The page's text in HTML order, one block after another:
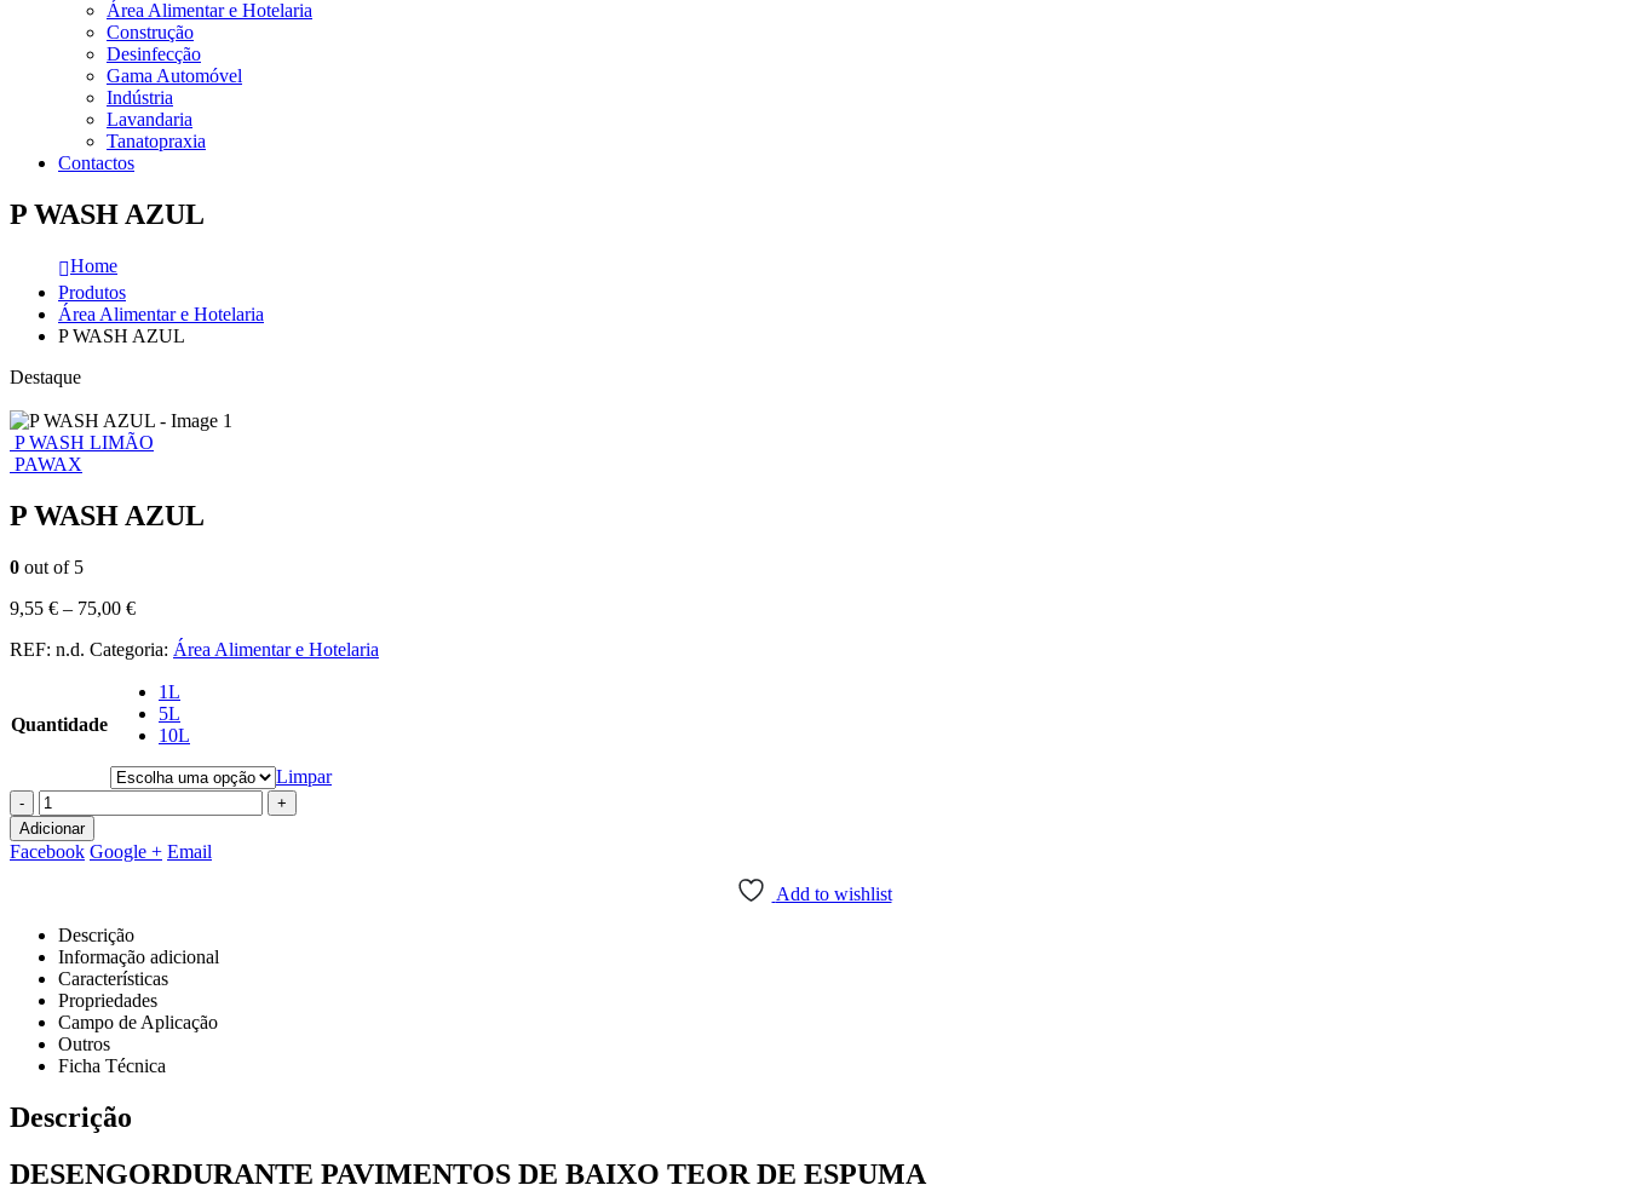
Área Alimentar e Hotelaria
Construção
Desinfecção
Gama Automóvel
Indústria
Lavandaria
Tanatopraxia
Contactos
P WASH AZUL
Home
Produtos
Área Alimentar e Hotelaria
P WASH AZUL
Destaque
P WASH LIMÃO
PAWAX
P WASH AZUL
0 out of 5
9,55 € – 75,00 €
REF: n.d. Categoria: Área Alimentar e Hotelaria
Quantidade
1L
5L
10L
Limpar
-
+
Adicionar
Facebook Google + Email
Add to wishlist
Descrição
Informação adicional
Características
Propriedades
Campo de Aplicação
Outros
Ficha Técnica
Descrição
DESENGORDURANTE PAVIMENTOS DE BAIXO TEOR DE ESPUMA